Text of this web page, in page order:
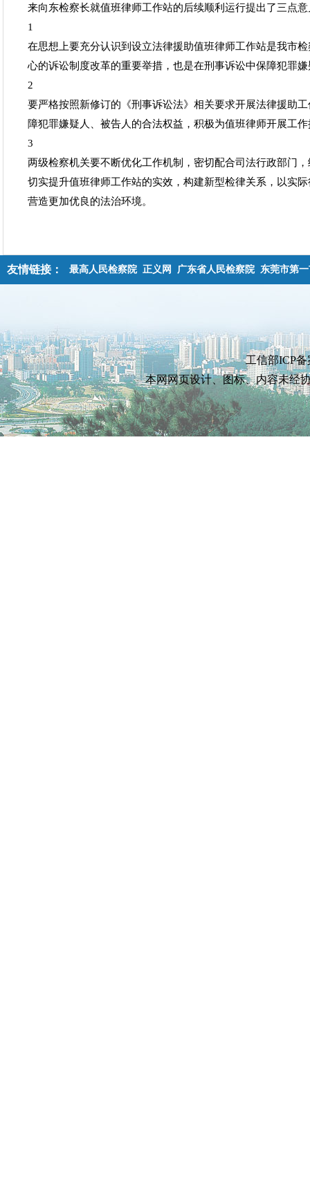
来向东检察长就值班律师工作站的后续顺利运行提出了三点意
1
在思想上要充分认识到设立法律援助值班律师工作站是我市
心的诉讼制度改革的重要举措，也是在刑事诉讼中保障犯罪
2
要严格按照新修订的《刑事诉讼法》相关要求开展法律援助
障犯罪嫌疑人、被告人的合法权益，积极为值班律师开展工
3
两级检察机关要不断优化工作机制，密切配合司法行政部门
切实提升值班律师工作站的实效，构建新型检律关系，以实
营造更加优良的法治环境。
友情链接： 最高人民检察院 正义网 广东省人民检察院 东莞市第
工信部ICP
本网网页设计、图标、内容未经